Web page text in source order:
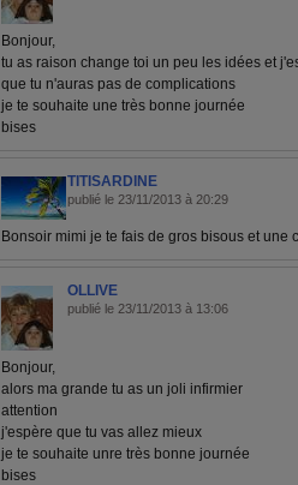
Bonjour,
tu as raison change toi un peu les idées et
que tu n'auras pas de complications
je te souhaite une très bonne journée
bises
TITISARDINE
publié le 23/11/2013 à 20:29
Bonsoir mimi je te fais de gros bisous et une
OLLIVE
publié le 23/11/2013 à 13:06
Bonjour,
alors ma grande tu as un joli infirmier
attention
j'espère que tu vas allez mieux
je te souhaite unre très bonne journée
bises